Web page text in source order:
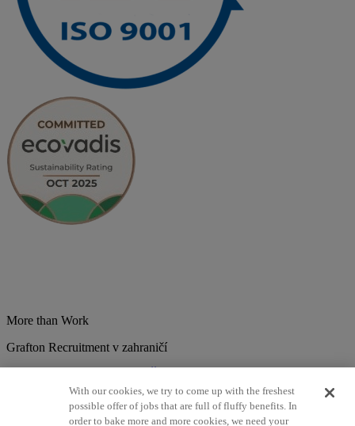
More than Work
Grafton Recruitment v zahraničí
Francúzsko Holandsko India Kolumbia Litva Lotyšsko
Mexiko Nemecko Nórsko Poľsko Portugalsko
Slovensko Španielsko Srbsko Švajčiarsko Taliansko
With our cookies, we try to come up with the freshest
possible offer of jobs that are full of fluffy benefits. In
order to bake more and more cookies, we need your